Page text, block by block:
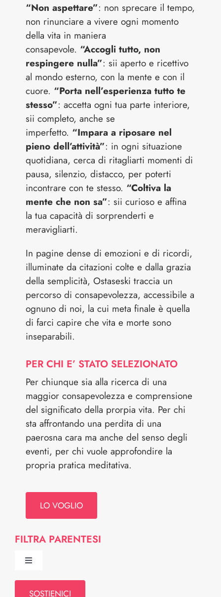
“Non aspettare”: non sprecare il tempo,
non rinunciare a vivere ogni momento
della vita in maniera
consapevole. “Accogli tutto, non
respingere nulla”: sii aperto e ricettivo
al mondo esterno, con la mente e con il
cuore. “Porta nell’esperienza tutto te
stesso”: accetta ogni tua parte interiore,
sii completo, anche se
imperfetto. “Impara a riposare nel
pieno dell’attività”: in ogni situazione
quotidiana, cerca di ritagliarti momenti di
pausa, silenzio, distacco, per poterti
incontrare con te stesso. “Coltiva la
mente che non sa”: sii curioso e affina
la tua capacità di sorprenderti e
meravigliarti.
In pagine dense di emozioni e di ricordi,
illuminate da citazioni colte e dalla grazia
della semplicità, Ostaseski traccia un
percorso di consapevolezza, accessibile a
ognuno di noi, la cui meta finale è quella
di farci capire che vita e morte sono
inseparabili.
PER CHI E’ STATO SELEZIONATO
Per chiunque sia alla ricerca di una
maggior consapevolezza e comprensione
del significato della prorpia vita. Per chi
sta affrontando una perdita di una
paerosna cara ma anche del senso degli
eventi, per chi vuole approfondire la
propria pratica meditativa.
LO VOGLIO
FILTRA PARENTESI
Toggle
SOSTIENICI